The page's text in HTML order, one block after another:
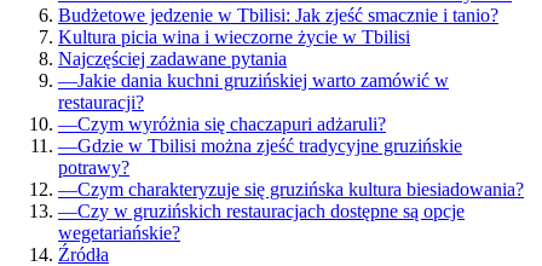
Budżetowe jedzenie w Tbilisi: Jak zjeść smacznie i tanio?
Kultura picia wina i wieczorne życie w Tbilisi
Najczęściej zadawane pytania
—Jakie dania kuchni gruzińskiej warto zamówić w
restauracji?
—Czym wyróżnia się chaczapuri adżaruli?
—Gdzie w Tbilisi można zjeść tradycyjne gruzińskie
potrawy?
—Czym charakteryzuje się gruzińska kultura biesiadowania?
—Czy w gruzińskich restauracjach dostępne są opcje
wegetariańskie?
Źródła